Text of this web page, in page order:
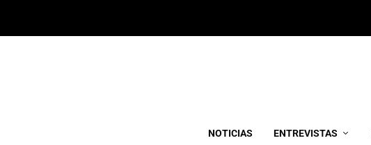
NOTICIAS ENTREVISTAS